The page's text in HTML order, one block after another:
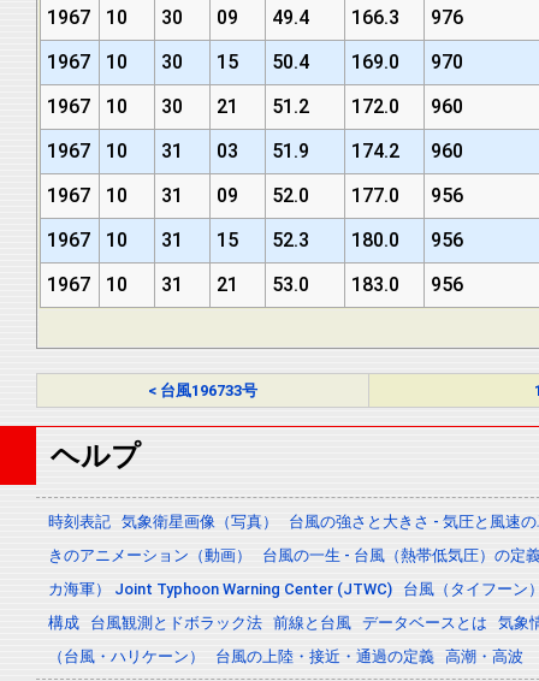
1967
10 30 09 49.4 166.3
976
1967
10 30 15 50.4 169.0
970
1967
10 30 21 51.2 172.0
960
1967
10 31 03 51.9 174.2
960
1967
10 31 09 52.0 177.0
956
1967
10 31 15 52.3 180.0
956
1967
10 31 21 53.0 183.0 956
< 台風196733号
ヘルプ
時刻表記 気象衛星画像（写真）
台風の強さと大きさ - 気圧と風速
きのアニメーション（動画）
台風の一生 - 台風（熱帯低気圧）の定
カ海軍） Joint Typhoon Warning Center (JTWC)
台風（タイフーン
構成
台風観測とドボラック法 前線と台風 データベースとは
気象
（台風・ハリケーン）
台風の上陸・接近・通過の定義 高潮・高波